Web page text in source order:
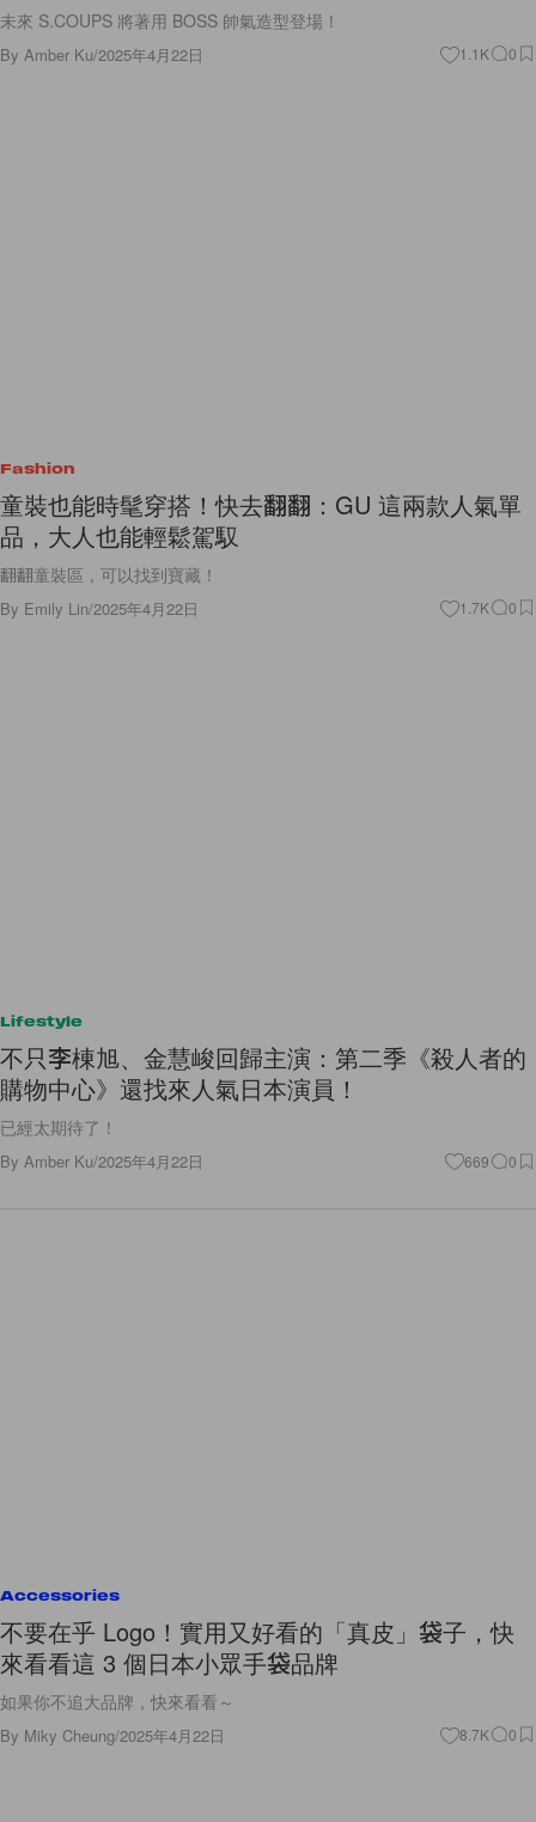
未來 S.COUPS 將著用 BOSS 帥氣造型登場！
By Amber Ku/2025年4月22日 1.1K 0
Fashion
童裝也能時髦穿搭！快去翻翻：GU 這兩款人氣單
品，大人也能輕鬆駕馭
翻翻童裝區，可以找到寶藏！
By Emily Lin/2025年4月22日 1.7K 0
Lifestyle
不只李棟旭、金慧峻回歸主演：第二季《殺人者的
購物中心》還找來人氣日本演員！
已經太期待了！
By Amber Ku/2025年4月22日 669 0
Accessories
不要在乎 Logo！實用又好看的「真皮」袋子，快
來看看這 3 個日本小眾手袋品牌
如果你不追大品牌，快來看看～
By Miky Cheung/2025年4月22日 8.7K 0